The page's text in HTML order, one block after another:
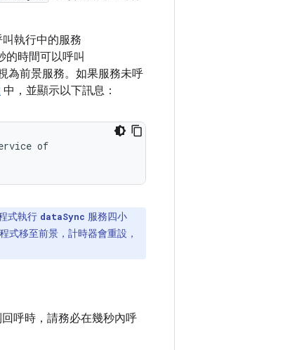
執行中的服務
的時間可以呼叫
為前景服務。如果服務未呼
中，並顯示以下訊息：
of
式執行 dataSync 服務四小
式移至前景，計時器會重設，
呼時，請務必在幾秒內呼